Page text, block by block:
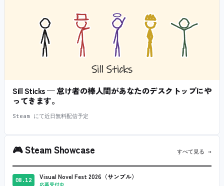
Sill Sticks — 怠け者の棒人間があなたのデスクトップにや
ってきます。
Steam にて近日無料配信予定
🎮Steam Showcase すべて見る →
08.12 Visual Novel Fest 2026（サンプル）
応募受付中